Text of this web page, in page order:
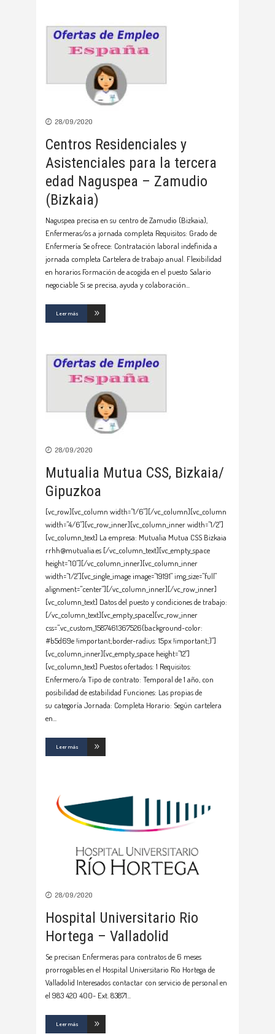
28/09/2020
Centros Residenciales y
Asistenciales para la tercera
edad Naguspea – Zamudio
(Bizkaia)
Naguspea precisa en su centro de Zamudio (Bizkaia),
Enfermeras/os a jornada completa Requisitos: Grado de
Enfermería Se ofrece: Contratación laboral indefinida a
jornada completa Cartelera de trabajo anual. Flexibilidad
en horarios Formación de acogida en el puesto Salario
negociable Si se precisa, ayuda y colaboración
Leer más
28/09/2020
Mutualia Mutua CSS, Bizkaia/
Gipuzkoa
[vc_row][vc_column width="1/6"][/vc_column][vc_column
width="4/6"][vc_row_inner][vc_column_inner width="1/2"]
[vc_column_text] La empresa: Mutualia Mutua CSS Bizkaia
rrhh@mutualia.es [/vc_column_text][vc_empty_space
height="10"][/vc_column_inner][vc_column_inner
width="1/2"][vc_single_image image="19191" img_size="full"
alignment="center"][/vc_column_inner][/vc_row_inner]
[vc_column_text] Datos del puesto y condiciones de trabajo:
[/vc_column_text][vc_empty_space][vc_row_inner
css=".vc_custom_1587461367526{background-color:
#b5d69e !important;border-radius: 15px !important;}"]
[vc_column_inner][vc_empty_space height="12"]
[vc_column_text] Puestos ofertados: 1 Requisitos:
Enfermero/a Tipo de contrato: Temporal de 1 año, con
posibilidad de estabilidad Funciones: Las propias de
su categoría Jornada: Completa Horario: Según cartelera
en
Leer más
28/09/2020
Hospital Universitario Rio
Hortega – Valladolid
Se precisan Enfermeras para contratos de 6 meses
prorrogables en el Hospital Universitario Rio Hortega de
Valladolid Interesados contactar con servicio de personal en
el 983 420 400- Ext. 83871
Leer más